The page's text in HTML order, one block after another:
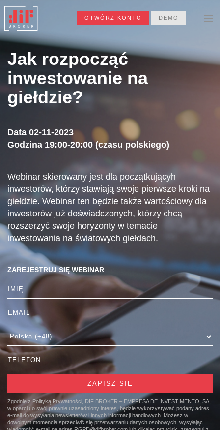
OTWÓRZ KONTO DEMO
Jak rozpocząć
inwestowanie na
giełdzie?
Data 02-11-2023
Godzina 19:00-20:00 (czasu polskiego)
Webinar skierowany jest dla początkującyh
inwestorów, którzy stawiają swoje pierwsze kroki na
giełdzie. Webinar ten będzie także wartościowy dla
inwestorów już doświadczonych, którzy chcą
rozszerzyć swoje horyzonty w temacie
inwestowania na światowych giełdach.
ZAREJESTRUJ SIĘ WEBINAR
Zgodnie z Polityką Prywatności, DIF BROKER – EMPRESA DE INVESTIMENTO, SA,
w oparciu o swój prawnie uzasadniony interes, będzie wykorzystywać podany adres
e-mail do wysyłania newsletterów i innych informacji handlowych. Możesz w
dowolnym momencie sprzeciwić się przetwarzaniu danych osobowych, wysyłając